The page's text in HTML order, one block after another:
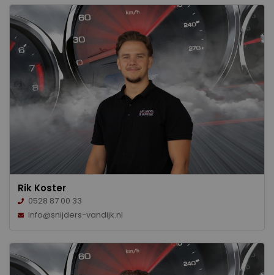
Rik Koster
0528 87 00 33
info@snijders-vandijk.nl